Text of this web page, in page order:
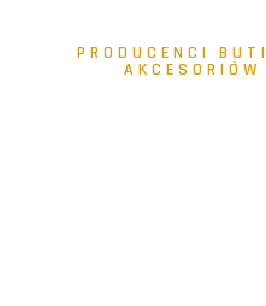
PRODUCENCI
AKCESORIÓW